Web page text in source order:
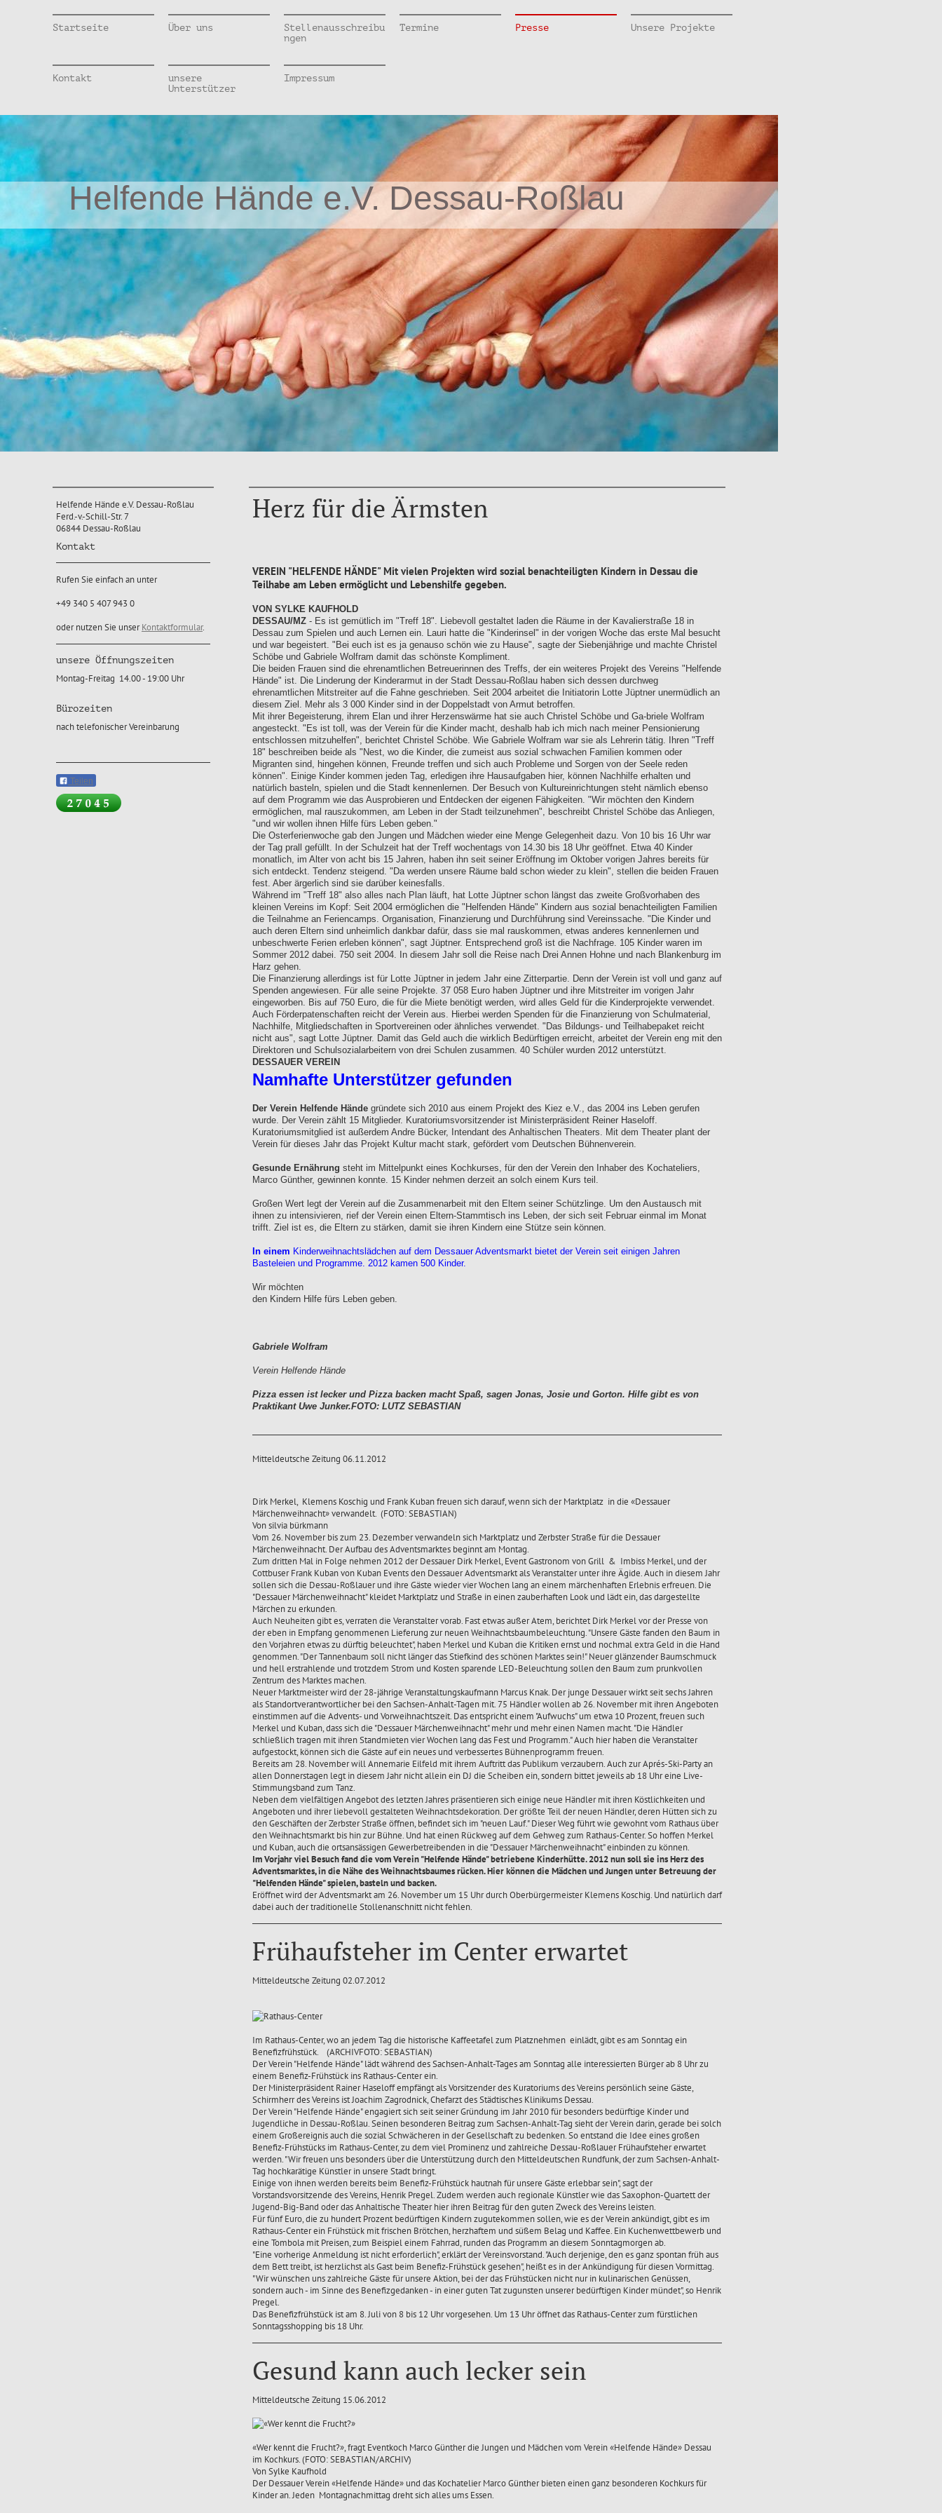
Startseite Über uns
Stellenausschreibu
ngen
Termine Presse Unsere Projekte
Kontakt
unsere
Unterstützer
Impressum
Helfende Hände e.V. Dessau-Roßlau
Helfende Hände e.V. Dessau-Roßlau
Ferd.-v.-Schill-Str. 7
06844 Dessau-Roßlau
Kontakt
Rufen Sie einfach an unter
+49 340 5 407 943 0
oder nutzen Sie unserKontaktformular.
unsere Öffnungszeiten
Montag-Freitag 14.00 - 19:00 Uhr
Bürozeiten
nach telefonischer Vereinbarung
Teilen
Herz für die Ärmsten
VEREIN "HELFENDE HÄNDE" Mit vielen Projekten wird sozial benachteiligten Kindern in Dessau die
Teilhabe am Leben ermöglicht und Lebenshilfe gegeben.
VON SYLKE KAUFHOLD
DESSAU/MZ - Es ist gemütlich im "Treff 18". Liebevoll gestaltet laden die Räume in der Kavalierstraße 18 in
Dessau zum Spielen und auch Lernen ein. Lauri hatte die "Kinderinsel" in der vorigen Woche das erste Mal besucht
und war begeistert. "Bei euch ist es ja genauso schön wie zu Hause", sagte der Siebenjährige und machte Christel
Schöbe und Gabriele Wolfram damit das schönste Kompliment.
Die beiden Frauen sind die ehrenamtlichen Betreuerinnen des Treffs, der ein weiteres Projekt des Vereins "Helfende
Hände" ist. Die Linderung der Kinderarmut in der Stadt Dessau-Roßlau haben sich dessen durchweg
ehrenamtlichen Mitstreiter auf die Fahne geschrieben. Seit 2004 arbeitet die Initiatorin Lotte Jüptner unermüdlich an
diesem Ziel. Mehr als 3 000 Kinder sind in der Doppelstadt von Armut betroffen.
Mit ihrer Begeisterung, ihrem Elan und ihrer Herzenswärme hat sie auch Christel Schöbe und Ga-briele Wolfram
angesteckt. "Es ist toll, was der Verein für die Kinder macht, deshalb hab ich mich nach meiner Pensionierung
entschlossen mitzuhelfen", berichtet Christel Schöbe. Wie Gabriele Wolfram war sie als Lehrerin tätig. Ihren "Treff
18" beschreiben beide als "Nest, wo die Kinder, die zumeist aus sozial schwachen Familien kommen oder
Migranten sind, hingehen können, Freunde treffen und sich auch Probleme und Sorgen von der Seele reden
können". Einige Kinder kommen jeden Tag, erledigen ihre Hausaufgaben hier, können Nachhilfe erhalten und
natürlich basteln, spielen und die Stadt kennenlernen. Der Besuch von Kultureinrichtungen steht nämlich ebenso
auf dem Programm wie das Ausprobieren und Entdecken der eigenen Fähigkeiten. "Wir möchten den Kindern
ermöglichen, mal rauszukommen, am Leben in der Stadt teilzunehmen", beschreibt Christel Schöbe das Anliegen,
"und wir wollen ihnen Hilfe fürs Leben geben."
Die Osterferienwoche gab den Jungen und Mädchen wieder eine Menge Gelegenheit dazu. Von 10 bis 16 Uhr war
der Tag prall gefüllt. In der Schulzeit hat der Treff wochentags von 14.30 bis 18 Uhr geöffnet. Etwa 40 Kinder
monatlich, im Alter von acht bis 15 Jahren, haben ihn seit seiner Eröffnung im Oktober vorigen Jahres bereits für
sich entdeckt. Tendenz steigend. "Da werden unsere Räume bald schon wieder zu klein", stellen die beiden Frauen
fest. Aber ärgerlich sind sie darüber keinesfalls.
Während im "Treff 18" also alles nach Plan läuft, hat Lotte Jüptner schon längst das zweite Großvorhaben des
kleinen Vereins im Kopf: Seit 2004 ermöglichen die "Helfenden Hände" Kindern aus sozial benachteiligten Familien
die Teilnahme an Feriencamps. Organisation, Finanzierung und Durchführung sind Vereinssache. "Die Kinder und
auch deren Eltern sind unheimlich dankbar dafür, dass sie mal rauskommen, etwas anderes kennenlernen und
unbeschwerte Ferien erleben können", sagt Jüptner. Entsprechend groß ist die Nachfrage. 105 Kinder waren im
Sommer 2012 dabei. 750 seit 2004. In diesem Jahr soll die Reise nach Drei Annen Hohne und nach Blankenburg im
Harz gehen.
Die Finanzierung allerdings ist für Lotte Jüptner in jedem Jahr eine Zitterpartie. Denn der Verein ist voll und ganz auf
Spenden angewiesen. Für alle seine Projekte. 37 058 Euro haben Jüptner und ihre Mitstreiter im vorigen Jahr
eingeworben. Bis auf 750 Euro, die für die Miete benötigt werden, wird alles Geld für die Kinderprojekte verwendet.
Auch Förderpatenschaften reicht der Verein aus. Hierbei werden Spenden für die Finanzierung von Schulmaterial,
Nachhilfe, Mitgliedschaften in Sportvereinen oder ähnliches verwendet. "Das Bildungs- und Teilhabepaket reicht
nicht aus", sagt Lotte Jüptner. Damit das Geld auch die wirklich Bedürftigen erreicht, arbeitet der Verein eng mit den
Direktoren und Schulsozialarbeitern von drei Schulen zusammen. 40 Schüler wurden 2012 unterstützt.
DESSAUER VEREIN
Namhafte Unterstützer gefunden
Der Verein Helfende Hände gründete sich 2010 aus einem Projekt des Kiez e.V., das 2004 ins Leben gerufen
wurde. Der Verein zählt 15 Mitglieder. Kuratoriumsvorsitzender ist Ministerpräsident Reiner Haseloff.
Kuratoriumsmitglied ist außerdem Andre Bücker, Intendant des Anhaltischen Theaters. Mit dem Theater plant der
Verein für dieses Jahr das Projekt Kultur macht stark, gefördert vom Deutschen Bühnenverein.
Gesunde Ernährung steht im Mittelpunkt eines Kochkurses, für den der Verein den Inhaber des Kochateliers,
Marco Günther, gewinnen konnte. 15 Kinder nehmen derzeit an solch einem Kurs teil.
Großen Wert legt der Verein auf die Zusammenarbeit mit den Eltern seiner Schützlinge. Um den Austausch mit
ihnen zu intensivieren, rief der Verein einen Eltern-Stammtisch ins Leben, der sich seit Februar einmal im Monat
trifft. Ziel ist es, die Eltern zu stärken, damit sie ihren Kindern eine Stütze sein können.
In einem Kinderweihnachtslädchen auf dem Dessauer Adventsmarkt bietet der Verein seit einigen Jahren
Basteleien und Programme. 2012 kamen 500 Kinder.
Wir möchten
den Kindern Hilfe fürs Leben geben.
Gabriele Wolfram
Verein Helfende Hände
Pizza essen ist lecker und Pizza backen macht Spaß, sagen Jonas, Josie und Gorton. Hilfe gibt es von
Praktikant Uwe Junker.FOTO: LUTZ SEBASTIAN
Mitteldeutsche Zeitung 06.11.2012
Dirk Merkel, Klemens Koschig und Frank Kuban freuen sich darauf, wenn sich der Marktplatz in die «Dessauer
Märchenweihnacht» verwandelt. (FOTO: SEBASTIAN)
Von silvia bürkmann
Vom 26. November bis zum 23. Dezember verwandeln sich Marktplatz und Zerbster Straße für die Dessauer
Märchenweihnacht. Der Aufbau des Adventsmarktes beginnt am Montag.
Zum dritten Mal in Folge nehmen 2012 der Dessauer Dirk Merkel, Event Gastronom von Grill & Imbiss Merkel, und der
Cottbuser Frank Kuban von Kuban Events den Dessauer Adventsmarkt als Veranstalter unter ihre Ägide. Auch in diesem Jahr
sollen sich die Dessau-Roßlauer und ihre Gäste wieder vier Wochen lang an einem märchenhaften Erlebnis erfreuen. Die
"Dessauer Märchenweihnacht" kleidet Marktplatz und Straße in einen zauberhaften Look und lädt ein, das dargestellte
Märchen zu erkunden.
Auch Neuheiten gibt es, verraten die Veranstalter vorab. Fast etwas außer Atem, berichtet Dirk Merkel vor der Presse von
der eben in Empfang genommenen Lieferung zur neuen Weihnachtsbaumbeleuchtung. "Unsere Gäste fanden den Baum in
den Vorjahren etwas zu dürftig beleuchtet", haben Merkel und Kuban die Kritiken ernst und nochmal extra Geld in die Hand
genommen. "Der Tannenbaum soll nicht länger das Stiefkind des schönen Marktes sein!" Neuer glänzender Baumschmuck
und hell erstrahlende und trotzdem Strom und Kosten sparende LED-Beleuchtung sollen den Baum zum prunkvollen
Zentrum des Marktes machen.
Neuer Marktmeister wird der 28-jährige Veranstaltungskaufmann Marcus Knak. Der junge Dessauer wirkt seit sechs Jahren
als Standortverantwortlicher bei den Sachsen-Anhalt-Tagen mit. 75 Händler wollen ab 26. November mit ihren Angeboten
einstimmen auf die Advents- und Vorweihnachtszeit. Das entspricht einem "Aufwuchs" um etwa 10 Prozent, freuen such
Merkel und Kuban, dass sich die "Dessauer Märchenweihnacht" mehr und mehr einen Namen macht. "Die Händler
schließlich tragen mit ihren Standmieten vier Wochen lang das Fest und Programm." Auch hier haben die Veranstalter
aufgestockt, können sich die Gäste auf ein neues und verbessertes Bühnenprogramm freuen.
Bereits am 28. November will Annemarie Eilfeld mit ihrem Auftritt das Publikum verzaubern. Auch zur Aprés-Ski-Party an
allen Donnerstagen legt in diesem Jahr nicht allein ein DJ die Scheiben ein, sondern bittet jeweils ab 18 Uhr eine Live-
Stimmungsband zum Tanz.
Neben dem vielfältigen Angebot des letzten Jahres präsentieren sich einige neue Händler mit ihren Köstlichkeiten und
Angeboten und ihrer liebevoll gestalteten Weihnachtsdekoration. Der größte Teil der neuen Händler, deren Hütten sich zu
den Geschäften der Zerbster Straße öffnen, befindet sich im "neuen Lauf." Dieser Weg führt wie gewohnt vom Rathaus über
den Weihnachtsmarkt bis hin zur Bühne. Und hat einen Rückweg auf dem Gehweg zum Rathaus-Center. So hoffen Merkel
und Kuban, auch die ortsansässigen Gewerbetreibenden in die "Dessauer Märchenweihnacht" einbinden zu können.
Im Vorjahr viel Besuch fand die vom Verein "Helfende Hände" betriebene Kinderhütte. 2012 nun soll sie ins Herz des
Adventsmarktes, in die Nähe des Weihnachtsbaumes rücken. Hier können die Mädchen und Jungen unter Betreuung der
"Helfenden Hände" spielen, basteln und backen.
Eröffnet wird der Adventsmarkt am 26. November um 15 Uhr durch Oberbürgermeister Klemens Koschig. Und natürlich darf
dabei auch der traditionelle Stollenanschnitt nicht fehlen.
Frühaufsteher im Center erwartet
Mitteldeutsche Zeitung 02.07.2012
Im Rathaus-Center, wo an jedem Tag die historische Kaffeetafel zum Platznehmen einlädt, gibt es am Sonntag ein
Benefizfrühstück. (ARCHIVFOTO: SEBASTIAN)
Der Verein "Helfende Hände" lädt während des Sachsen-Anhalt-Tages am Sonntag alle interessierten Bürger ab 8 Uhr zu
einem Benefiz-Frühstück ins Rathaus-Center ein.
Der Ministerpräsident Rainer Haseloff empfängt als Vorsitzender des Kuratoriums des Vereins persönlich seine Gäste,
Schirmherr des Vereins ist Joachim Zagrodnick, Chefarzt des Städtisches Klinikums Dessau.
Der Verein "Helfende Hände" engagiert sich seit seiner Gründung im Jahr 2010 für besonders bedürftige Kinder und
Jugendliche in Dessau-Roßlau. Seinen besonderen Beitrag zum Sachsen-Anhalt-Tag sieht der Verein darin, gerade bei solch
einem Großereignis auch die sozial Schwächeren in der Gesellschaft zu bedenken. So entstand die Idee eines großen
Benefiz-Frühstücks im Rathaus-Center, zu dem viel Prominenz und zahlreiche Dessau-Roßlauer Frühaufsteher erwartet
werden. "Wir freuen uns besonders über die Unterstützung durch den Mitteldeutschen Rundfunk, der zum Sachsen-Anhalt-
Tag hochkarätige Künstler in unsere Stadt bringt.
Einige von ihnen werden bereits beim Benefiz-Frühstück hautnah für unsere Gäste erlebbar sein", sagt der
Vorstandsvorsitzende des Vereins, Henrik Pregel. Zudem werden auch regionale Künstler wie das Saxophon-Quartett der
Jugend-Big-Band oder das Anhaltische Theater hier ihren Beitrag für den guten Zweck des Vereins leisten.
Für fünf Euro, die zu hundert Prozent bedürftigen Kindern zugutekommen sollen, wie es der Verein ankündigt, gibt es im
Rathaus-Center ein Frühstück mit frischen Brötchen, herzhaftem und süßem Belag und Kaffee. Ein Kuchenwettbewerb und
eine Tombola mit Preisen, zum Beispiel einem Fahrrad, runden das Programm an diesem Sonntagmorgen ab.
"Eine vorherige Anmeldung ist nicht erforderlich", erklärt der Vereinsvorstand. "Auch derjenige, den es ganz spontan früh aus
dem Bett treibt, ist herzlichst als Gast beim Benefiz-Frühstück gesehen", heißt es in der Ankündigung für diesen Vormittag.
"Wir wünschen uns zahlreiche Gäste für unsere Aktion, bei der das Frühstücken nicht nur in kulinarischen Genüssen,
sondern auch - im Sinne des Benefizgedanken - in einer guten Tat zugunsten unserer bedürftigen Kinder mündet", so Henrik
Pregel.
Das Benefizfrühstück ist am 8. Juli von 8 bis 12 Uhr vorgesehen. Um 13 Uhr öffnet das Rathaus-Center zum fürstlichen
Sonntagsshopping bis 18 Uhr.
Gesund kann auch lecker sein
Mitteldeutsche Zeitung 15.06.2012
«Wer kennt die Frucht?», fragt Eventkoch Marco Günther die Jungen und Mädchen vom Verein «Helfende Hände» Dessau
im Kochkurs. (FOTO: SEBASTIAN/ARCHIV)
Von Sylke Kaufhold
Der Dessauer Verein «Helfende Hände» und das Kochatelier Marco Günther bieten einen ganz besonderen Kochkurs für
Kinder an. Jeden Montagnachmittag dreht sich alles ums Essen.